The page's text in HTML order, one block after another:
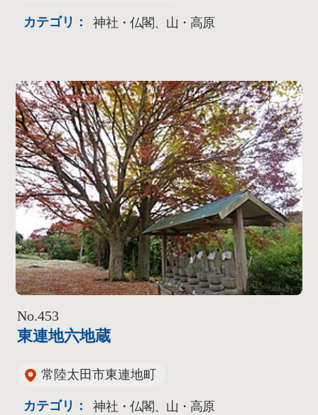
カテゴリ： 神社・仏閣、山・高原
No.453
東連地六地蔵
常陸太田市東連地町
カテゴリ： 神社・仏閣、山・高原